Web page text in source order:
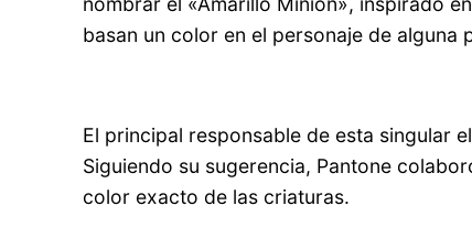
basan un color en el personaje de alguna
El principal responsable de esta singular
Siguiendo su sugerencia, Pantone
color exacto de las criaturas.